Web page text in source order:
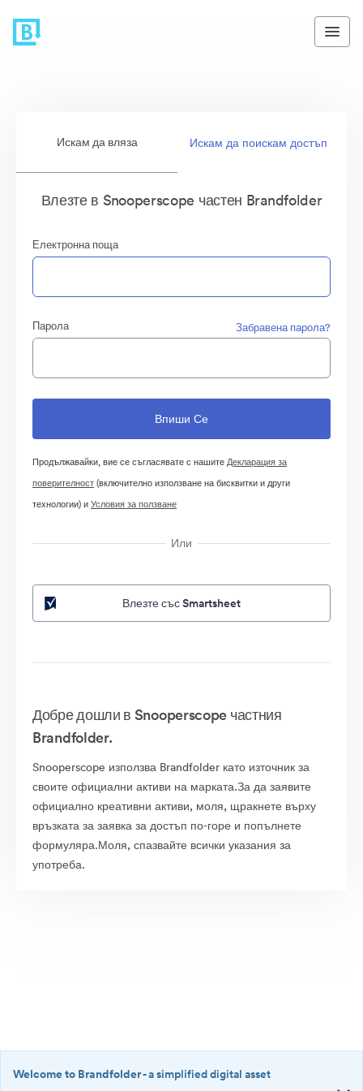
Искам да вляза Искам да поискам достъп
Влезте в Snooperscope частен Brandfolder
Електронна поща
Парола Забравена парола?
Продължавайки, вие се съгласявате с нашитеДекларация за
поверителност(включително използване на бисквитки и други
технологии) иУсловия за ползване
Или
Влезте със Smartsheet
Добре дошли в Snooperscope частния
Brandfolder.
Snooperscope използва Brandfolder като източник за
своите официални активи на марката.За да заявите
официално креативни активи, моля, щракнете върху
връзката за заявка за достъп по-горе и попълнете
формуляра.Моля, спазвайте всички указания за
употреба.
Welcome to Brandfolder- a simplified digital asset